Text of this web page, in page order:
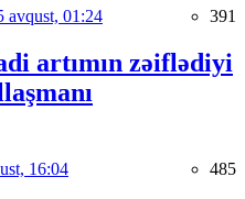
avqust, 01:24 391
artımın zəiflədiyi
16:04 485